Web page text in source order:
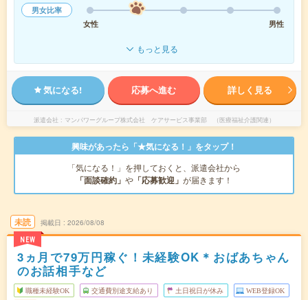
男女比率
女性
男性
もっと見る
気になる! 応募へ進む 詳しく見る
派遣会社 マンパワーグループ株式会社 ケアサービス事業部 （医療福祉介護関連）
興味があったら「★気になる！」をタップ！
「気になる！」を押しておくと、派遣会社から
「面談確約」 や 「応募歓迎」 が届きます！
未読
NEW
掲載日 2026/08/08
3ヵ月で79万円稼ぐ！未経験OK＊おばあちゃん
のお話相手など
職種未経験OK 交通費別途支給あり 土日祝日が休み WEB登録OK